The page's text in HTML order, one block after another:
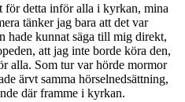
för detta inför alla i kyrkan, mina
tänker jag bara att det var
hade kunnat säga till mig direkt,
att jag inte borde köra den,
alla. Som tur var hörde mormor
ärvt samma hörselnedsättning,
där framme i kyrkan.